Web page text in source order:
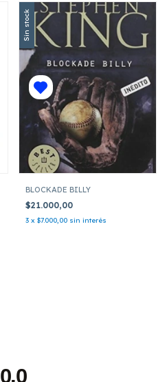
Sin stock
BLOCKADE BILLY
$21.000,00
3 x $7.000,00 sin interés
0.0